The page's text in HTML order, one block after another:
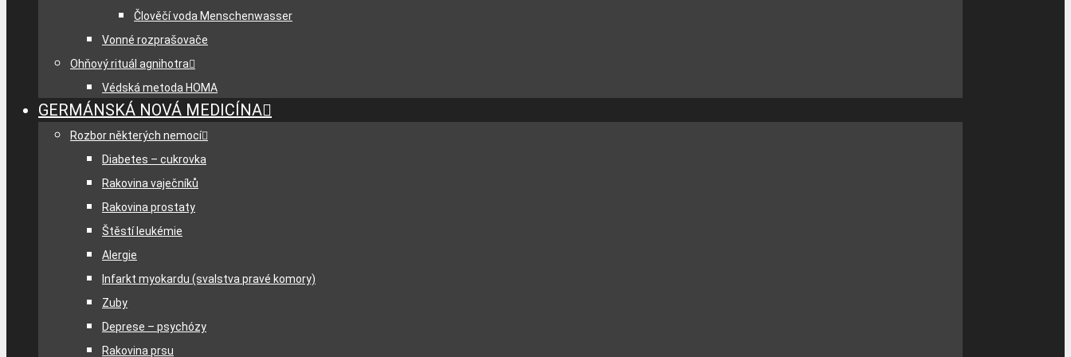
Člověčí voda Menschenwasser
Vonné rozprašovače
Ohňový rituál agnihotra
Védská metoda HOMA
GERMÁNSKÁ NOVÁ MEDICÍNA
Rozbor některých nemocí
Diabetes – cukrovka
Rakovina vaječníků
Rakovina prostaty
Štěstí leukémie
Alergie
Infarkt myokardu (svalstva pravé komory)
Zuby
Deprese – psychózy
Rakovina prsu